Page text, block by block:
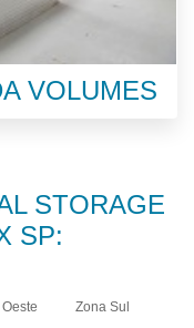
VOLUMES
STORAGE
SP:
Zona Sul